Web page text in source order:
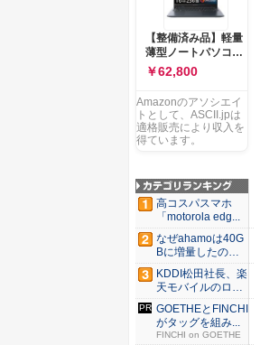
Microsoft 365
Personal (24か月版)
搭載 Windows 11 重
量1.7kg Wi-Fi 6E ク
ワイエットブルー
M1502NAQ-
【整備済み品】軽量
薄型ノートパソコン
dynabook G83 ■
13.3型
FHD(1920x1080) -
高性能第11世代Core
i5-1135G7 - メモリ
16GB - SSD 256GB
USB Type-C - MS
Office 2021 - Win11
搭載
￥62,800
Amazonのアソシエイ
トとして、ASCII.jpは
適格販売により収入を
得ています。
高コスパスマホ
「motorola edg...
なぜahamoは40G
Bに増量したの
か ...
KDDI松田社長、楽
天モバイルのロー
ミン...
GOETHEとFINCHI
がタッグを組み...
FINCHI on GOETHE